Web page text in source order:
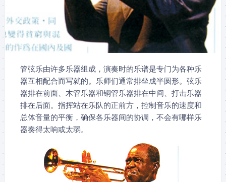
管弦乐由许多乐器组成，演奏时的乐谱是专门为各种乐
器互相配合而写就的。乐师们通常排坐成半圆形。弦乐
器排在前面、木管乐器和铜管乐器排在中间、打击乐器
排在后面。指挥站在乐队的正前方，控制音乐的速度和
总体音量的平衡，确保各乐器间的协调，不会有哪样乐
器奏得太响或太弱。